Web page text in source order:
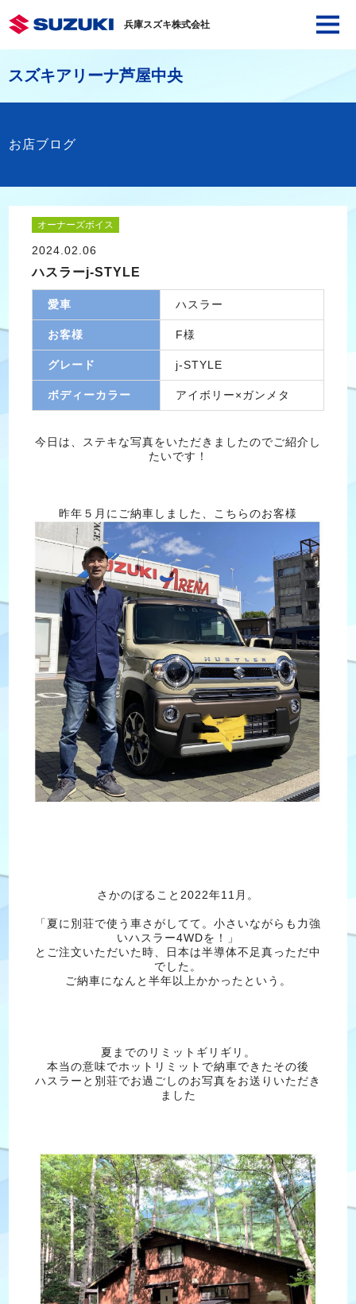
兵庫スズキ株式会社
スズキアリーナ芦屋中央
お店ブログ
オーナーズボイス
2024.02.06
ハスラーj-STYLE
愛車 ハスラー
お客様 F様
グレード j-STYLE
ボディーカラー アイボリー×ガンメタ
今日は、ステキな写真をいただきましたのでご紹介し
たいです！
昨年５月にご納車しました、こちらのお客様
さかのぼること2022年11月。
「夏に別荘で使う車さがしてて。小さいながらも力強
いハスラー4WDを！」
とご注文いただいた時、日本は半導体不足真っただ中
でした。
ご納車になんと半年以上かかったという。
夏までのリミットギリギリ。
本当の意味でホットリミットで納車できたその後
ハスラーと別荘でお過ごしのお写真をお送りいただき
ました